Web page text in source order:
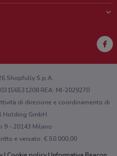
Shopfully S.p.A.
REA: MI-2029270
di direzione e coordinamento di
Holding GmbH
9 - 20143 Milano
e versato: € 50.000,00